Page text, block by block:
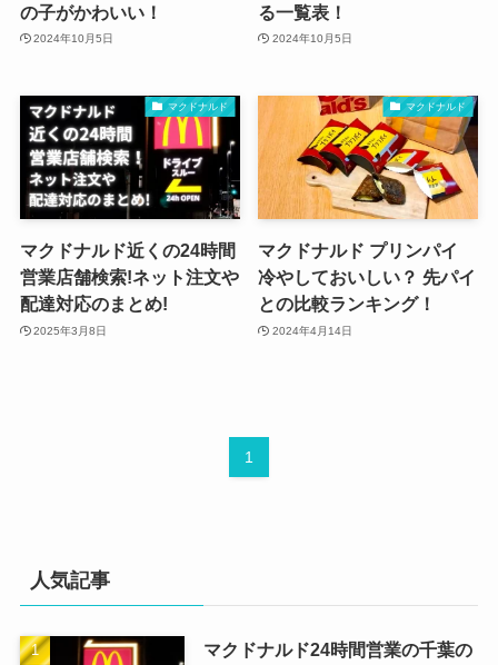
の子がかわいい！
2024年10月5日
る一覧表！
2024年10月5日
マクドナルド
マクドナルド近くの24時間
営業店舗検索!ネット注文や
配達対応のまとめ!
2025年3月8日
マクドナルド
マクドナルド プリンパイ
冷やしておいしい？ 先パイ
との比較ランキング！
2024年4月14日
1
人気記事
マクドナルド24時間営業の千葉の